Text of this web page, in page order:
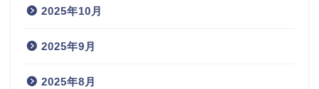
2025年10月
2025年9月
2025年8月